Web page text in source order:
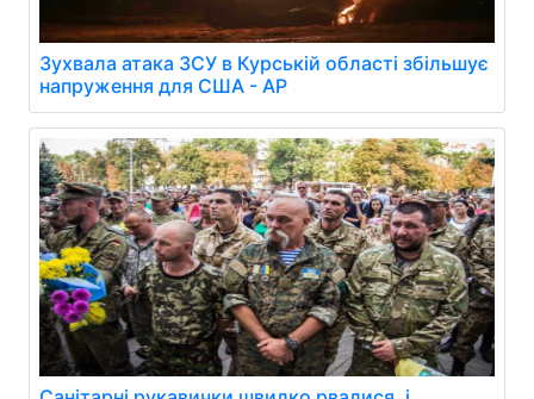
Зухвала атака ЗСУ в Курській області збільшує
напруження для США - AP